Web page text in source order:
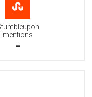
mentions
-